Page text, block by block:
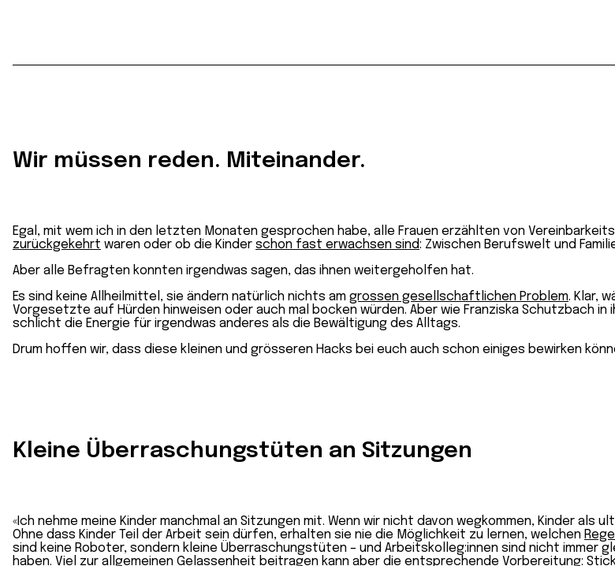
Wir müssen reden. Miteinander.
Egal, mit wem ich in den letzten Monaten gesprochen habe, alle Frauen erzählten von
zurückgekehrt waren oder ob die Kinder schon fast erwachsen sind: Zwischen Berufswelt und
Aber alle Befragten konnten irgendwas sagen, das ihnen weitergeholfen hat.
Es sind keine Allheilmittel, sie ändern natürlich nichts am grossen gesellschaftlichen Problem. Klar,
Vorgesetzte auf Hürden hinweisen oder auch mal bocken würden. Aber wie Franziska Schutzbach in
schlicht die Energie für irgendwas anderes als die Bewältigung des Alltags.
Drum hoffen wir, dass diese kleinen und grösseren Hacks bei euch auch schon einiges bewirken
Kleine Überraschungstüten an Sitzungen
«Ich nehme meine Kinder manchmal an Sitzungen mit. Wenn wir nicht davon wegkommen, Kinder
Ohne dass Kinder Teil der Arbeit sein dürfen, erhalten sie nie die Möglichkeit zu lernen, welchen
sind keine Roboter, sondern kleine Überraschungstüten – und Arbeitskolleg:innen sind nicht immer
haben. Viel zur allgemeinen Gelassenheit beitragen kann aber die entsprechende Vorbereitung: